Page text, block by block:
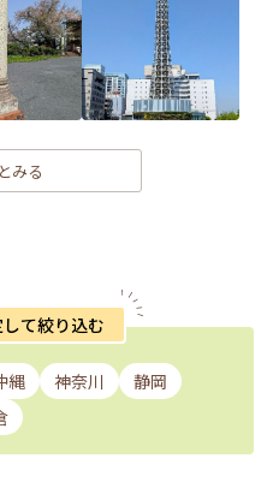
みる
て絞り込む
縄 神奈川
静岡